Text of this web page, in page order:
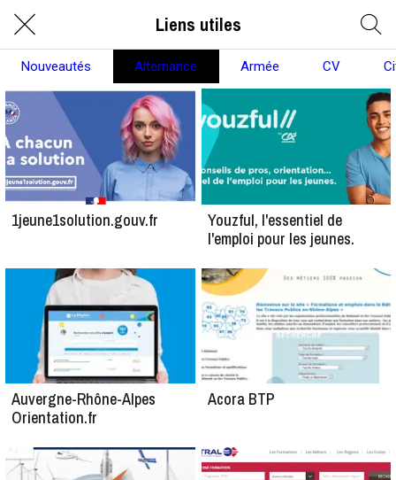
Liens utiles
Nouveautés Alternance Armée CV
1jeune1solution.gouv.fr
Youzful, l'essentiel de
l'emploi pour les jeunes.
Auvergne-Rhône-Alpes
Orientation.fr
Acora BTP